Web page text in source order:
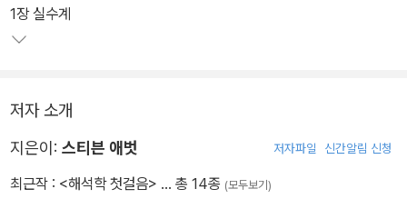
밀하지 않았는지 살펴보자. 실수가 얼마나 복잡한지, 다양한 수렴 조
건이 얼마나 미묘한 차이를 담고 있는지, 무한의 역설 뒤에 숨은 지적
* 본 도서는 대학 강의용 교재로 개발되었으므로 연습문제 해답은 제
공하지 않습니다.
1장 실수계
저자 소개
지은이: 스티븐 애벗 저자파일 신간알림 신청
최근작 : <해석학 첫걸음> … 총 14종 (모두보기)